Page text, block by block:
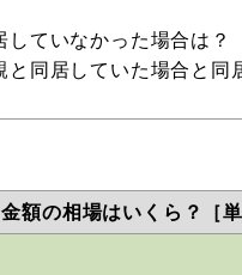
ていなかった場合は？
同居していた場合と同
額の相場はいくら？［単